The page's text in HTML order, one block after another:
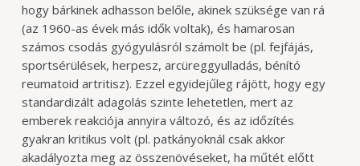
hogy bárkinek adhasson belőle, akinek szüksége van rá
(az 1960-as évek más idők voltak), és hamarosan
számos csodás gyógyulásról számolt be (pl. fejfájás,
sportsérülések, herpesz, arcüreggyulladás, bénító
reumatoid artritisz). Ezzel egyidejűleg rájött, hogy egy
standardizált adagolás szinte lehetetlen, mert az
emberek reakciója annyira változó, és az időzítés
gyakran kritikus volt (pl. patkányoknál csak akkor
akadályozta meg az összenövéseket, ha műtét előtt